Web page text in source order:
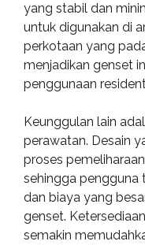
yang stabil dan
untuk digunakan di
perkotaan yang
menjadikan genset
penggunaan
Keunggulan lain
perawatan. Desain
proses
sehingga pengguna
dan biaya yang
genset.
semakin